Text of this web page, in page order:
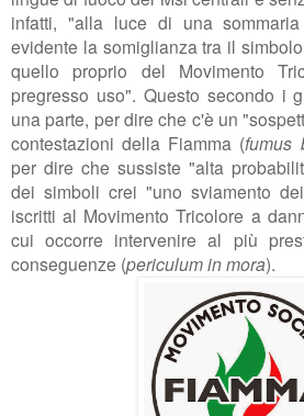
infatti, "alla luce di una
evidente la somiglianza tra il
quello proprio del Movimento
pregresso uso". Questo secondo i
una parte, per dire che c'è un
contestazioni della Fiamma (fumus
per dire che sussiste "alta
dei simboli crei "uno sviamento
iscritti al Movimento Tricolore a
cui occorre intervenire al più
conseguenze (periculum in mora).